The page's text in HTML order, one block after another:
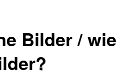
Bilder / wie